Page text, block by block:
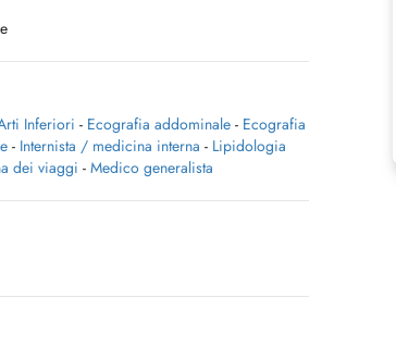
Inferiori - Ecografia addominale - Ecografia
- Internista / medicina interna - Lipidologia
dei viaggi - Medico generalista